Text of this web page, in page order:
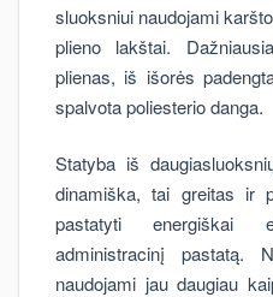
sluoksniui naudojami
plieno lakštai.
plienas, iš išorės
spalvota poliesterio danga.
Statyba iš
dinamiška, tai greitas ir
pastatyti energiškai
administracinį pastatą.
naudojami jau daugiau